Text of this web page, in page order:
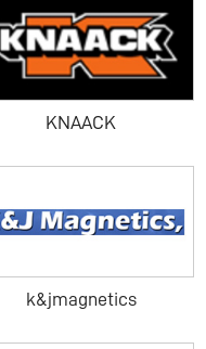
KNAACK
k&jmagnetics